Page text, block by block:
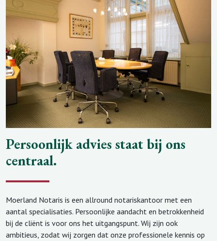
Persoonlijk advies staat bij ons
centraal.
Moerland Notaris is een allround notariskantoor met een
aantal specialisaties. Persoonlijke aandacht en betrokkenheid
bij de cliënt is voor ons het uitgangspunt. Wij zijn ook
ambitieus, zodat wij zorgen dat onze professionele kennis op